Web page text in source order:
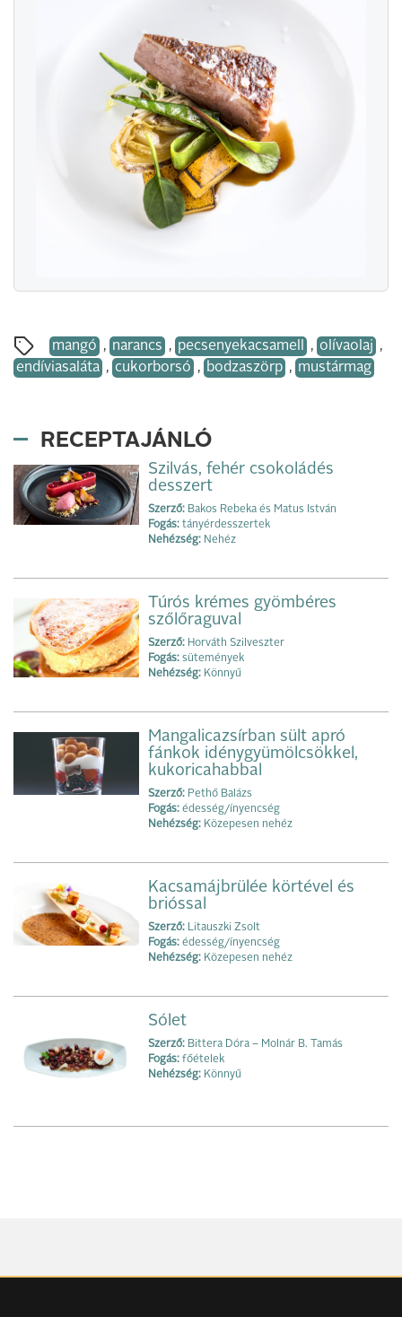
mangó , narancs , pecsenyekacsamell , olívaolaj ,
endíviasaláta , cukorborsó , bodzaszörp , mustármag
RECEPTAJÁNLÓ
Szilvás, fehér csokoládés
desszert
Szerző: Bakos Rebeka és Matus István
Fogás: tányérdesszertek
Nehézség: Nehéz
Túrós krémes gyömbéres
szőlőraguval
Szerző: Horváth Szilveszter
Fogás: sütemények
Nehézség: Könnyű
Mangalicazsírban sült apró
fánkok idénygyümölcsökkel,
kukoricahabbal
Szerző: Pethő Balázs
Fogás: édesség/ínyencség
Nehézség: Közepesen nehéz
Kacsamájbrülée körtével és
brióssal
Szerző: Litauszki Zsolt
Fogás: édesség/ínyencség
Nehézség: Közepesen nehéz
Sólet
Szerző: Bittera Dóra – Molnár B. Tamás
Fogás: főételek
Nehézség: Könnyű